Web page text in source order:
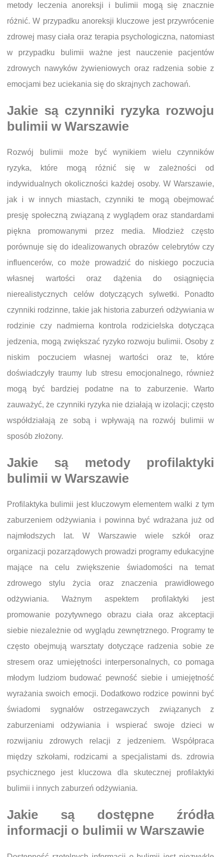
metody leczenia anoreksji i bulimii mogą się znacznie
różnić. W przypadku anoreksji kluczowe jest przywrócenie
zdrowej masy ciała oraz terapia psychologiczna, natomiast
w przypadku bulimii ważne jest nauczenie pacjentów
zdrowych nawyków żywieniowych oraz radzenia sobie z
emocjami bez uciekania się do skrajnych zachowań.
Jakie są czynniki ryzyka rozwoju
bulimii w Warszawie
Rozwój bulimii może być wynikiem wielu czynników
ryzyka, które mogą różnić się w zależności od
indywidualnych okoliczności każdej osoby. W Warszawie,
jak i w innych miastach, czynniki te mogą obejmować
presję społeczną związaną z wyglądem oraz standardami
piękna promowanymi przez media. Młodzież często
porównuje się do idealizowanych obrazów celebrytów czy
influencerów, co może prowadzić do niskiego poczucia
własnej wartości oraz dążenia do osiągnięcia
nierealistycznych celów dotyczących sylwetki. Ponadto
czynniki rodzinne, takie jak historia zaburzeń odżywiania w
rodzinie czy nadmierna kontrola rodzicielska dotycząca
jedzenia, mogą zwiększać ryzyko rozwoju bulimii. Osoby z
niskim poczuciem własnej wartości oraz te, które
doświadczyły traumy lub stresu emocjonalnego, również
mogą być bardziej podatne na to zaburzenie. Warto
zauważyć, że czynniki ryzyka nie działają w izolacji; często
współdziałają ze sobą i wpływają na rozwój bulimii w
sposób złożony.
Jakie są metody profilaktyki
bulimii w Warszawie
Profilaktyka bulimii jest kluczowym elementem walki z tym
zaburzeniem odżywiania i powinna być wdrażana już od
najmłodszych lat. W Warszawie wiele szkół oraz
organizacji pozarządowych prowadzi programy edukacyjne
mające na celu zwiększenie świadomości na temat
zdrowego stylu życia oraz znaczenia prawidłowego
odżywiania. Ważnym aspektem profilaktyki jest
promowanie pozytywnego obrazu ciała oraz akceptacji
siebie niezależnie od wyglądu zewnętrznego. Programy te
często obejmują warsztaty dotyczące radzenia sobie ze
stresem oraz umiejętności interpersonalnych, co pomaga
młodym ludziom budować pewność siebie i umiejętność
wyrażania swoich emocji. Dodatkowo rodzice powinni być
świadomi sygnałów ostrzegawczych związanych z
zaburzeniami odżywiania i wspierać swoje dzieci w
rozwijaniu zdrowych relacji z jedzeniem. Współpraca
między szkołami, rodzicami a specjalistami ds. zdrowia
psychicznego jest kluczowa dla skutecznej profilaktyki
bulimii i innych zaburzeń odżywiania.
Jakie są dostępne źródła
informacji o bulimii w Warszawie